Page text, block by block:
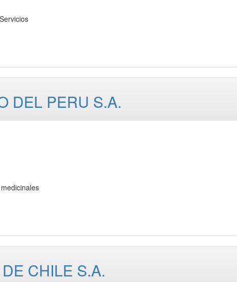
DEL PERU S.A.
CHILE S.A.